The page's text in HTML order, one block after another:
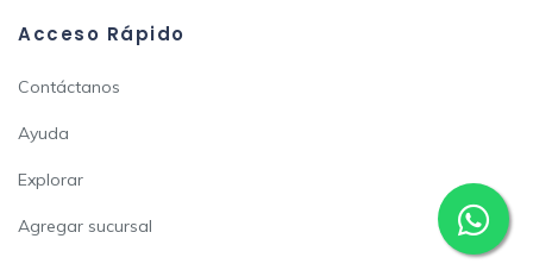
Acceso Rápido
Contáctanos
Ayuda
Explorar
Agregar sucursal